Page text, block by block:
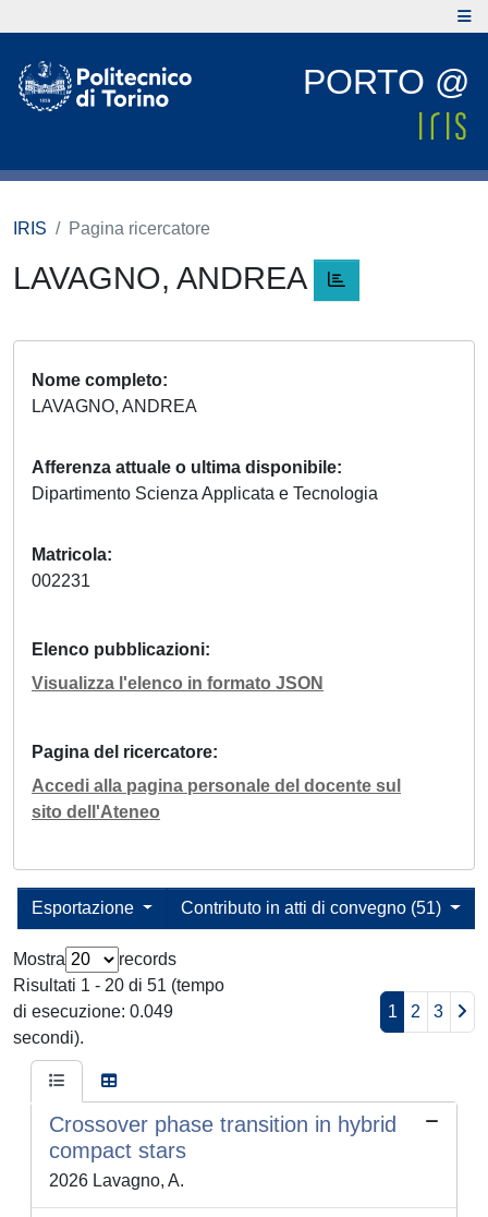
PORTO @
IRIS Pagina ricercatore
LAVAGNO, ANDREA
Nome completo
LAVAGNO, ANDREA
Afferenza attuale o ultima disponibile
Dipartimento Scienza Applicata e Tecnologia
Matricola
002231
Elenco pubblicazioni
Visualizza l'elenco in formato JSON
Pagina del ricercatore
Accedi alla pagina personale del docente sul
sito dell'Ateneo
Contributo in atti di convegno (51)
Esportazione
Mostra
records
Risultati 1 - 20 di 51 (tempo
di esecuzione: 0.049
secondi).
1 2 3
Crossover phase transition in hybrid
compact stars
2026 Lavagno, A.